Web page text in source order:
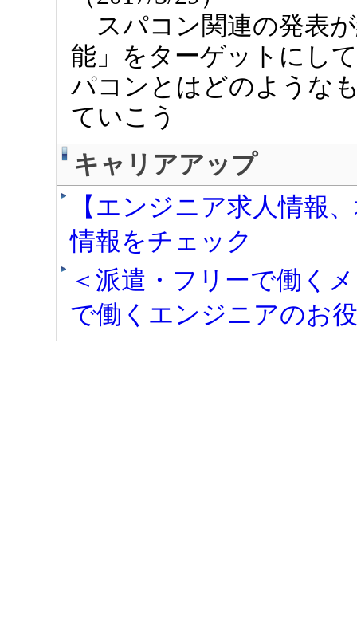
スパコン関連の発表
能」をターゲットにし
パコンとはどのような
ていこう
キャリアアップ
【エンジニア求人情報
情報をチェック
＜派遣・フリーで働く
で働くエンジニアのお